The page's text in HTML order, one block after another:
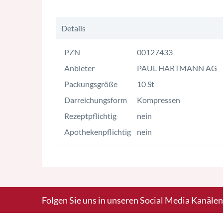
Details
PZN
00127433
Anbieter
PAUL HARTMANN AG
Packungsgröße
10 St
Darreichungsform
Kompressen
Rezeptpflichtig
nein
Apothekenpflichtig
nein
Folgen Sie uns in unseren Social Media Kanälen